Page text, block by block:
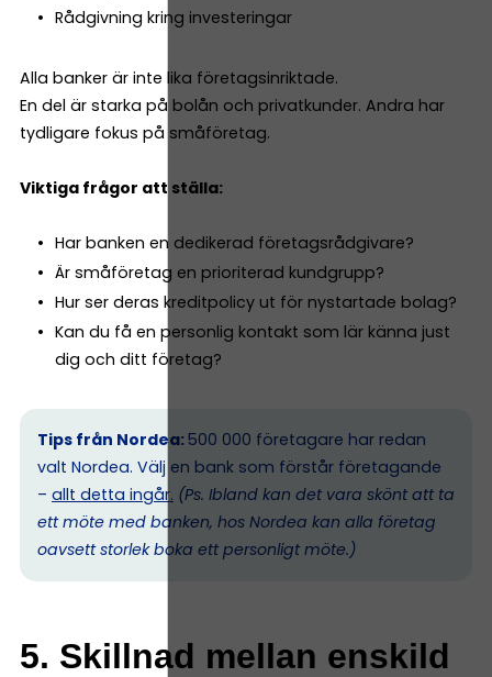
Rådgivning kring investeringar
Alla banker är inte lika företagsinriktade.
En del är starka på bolån och privatkunder. Andra har
tydligare fokus på småföretag.
Viktiga frågor att ställa:
Har banken en dedikerad företagsrådgivare?
Är småföretag en prioriterad kundgrupp?
Hur ser deras kreditpolicy ut för nystartade bolag?
Kan du få en personlig kontakt som lär känna just
dig och ditt företag?
Tips från Nordea: 500 000 företagare har redan
valt Nordea. Välj en bank som förstår företagande
– allt detta ingår. (Ps. Ibland kan det vara skönt att ta
ett möte med banken, hos Nordea kan alla företag
oavsett storlek boka ett personligt möte.)
5. Skillnad mellan enskild